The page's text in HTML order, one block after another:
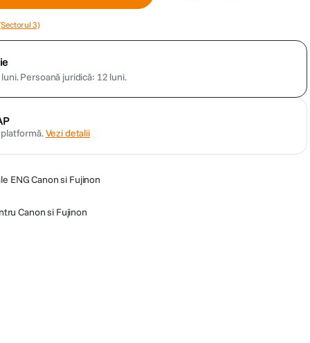
3)
Persoană juridică: 12 luni.
Vezi detalii
ENG Canon si Fujinon
Canon si Fujinon